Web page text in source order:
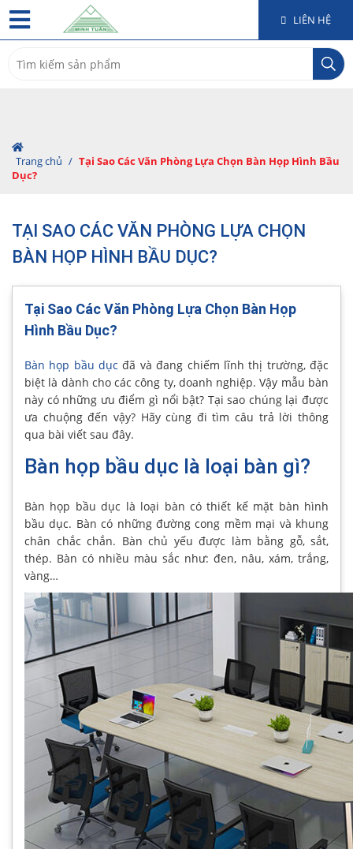
LIÊN HỆ
for:
Trang chủ / Tại Sao Các Văn Phòng Lựa Chọn Bàn Họp Hình Bầu
Dục?
TẠI SAO CÁC VĂN PHÒNG LỰA CHỌN
BÀN HỌP HÌNH BẦU DỤC?
Tại Sao Các Văn Phòng Lựa Chọn Bàn Họp
Hình Bầu Dục?
Bàn họp bầu dục đã và đang chiếm lĩnh thị trường, đặc
biệt là dành cho các công ty, doanh nghiệp. Vậy mẫu bàn
này có những ưu điểm gì nổi bật? Tại sao chúng lại được
ưa chuộng đến vậy? Hãy cùng đi tìm câu trả lời thông
qua bài viết sau đây.
Bàn họp bầu dục là loại bàn gì?
Bàn họp bầu dục là loại bàn có thiết kế mặt bàn hình
bầu dục. Bàn có những đường cong mềm mại và khung
chân chắc chắn. Bàn chủ yếu được làm bằng gỗ, sắt,
thép. Bàn có nhiều màu sắc như: đen, nâu, xám, trắng,
vàng…